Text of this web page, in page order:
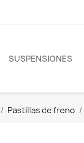
SUSPENSIONES
Pastillas de freno